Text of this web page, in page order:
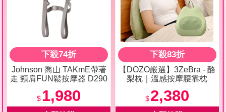
下殺74折
Johnson 喬山 TAKmE帶著
走 頸肩FUN鬆按摩器 D290
$ 1,980
下殺83折
【DOZO嚴選】3ZeBra - 酪
梨枕｜溫感按摩腰靠枕
$2,380